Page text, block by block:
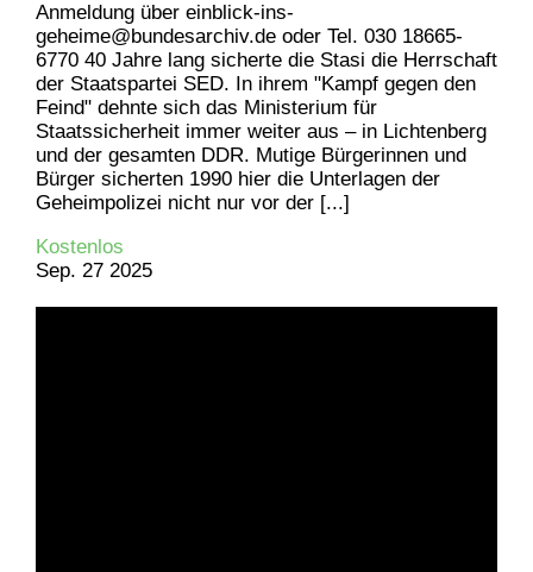
Anmeldung über einblick-ins-
geheime@bundesarchiv.de oder Tel. 030 18665-
6770 40 Jahre lang sicherte die Stasi die Herrschaft
der Staatspartei SED. In ihrem "Kampf gegen den
Feind" dehnte sich das Ministerium für
Staatssicherheit immer weiter aus – in Lichtenberg
und der gesamten DDR. Mutige Bürgerinnen und
Bürger sicherten 1990 hier die Unterlagen der
Geheimpolizei nicht nur vor der [...]
Kostenlos
Sep. 27 2025